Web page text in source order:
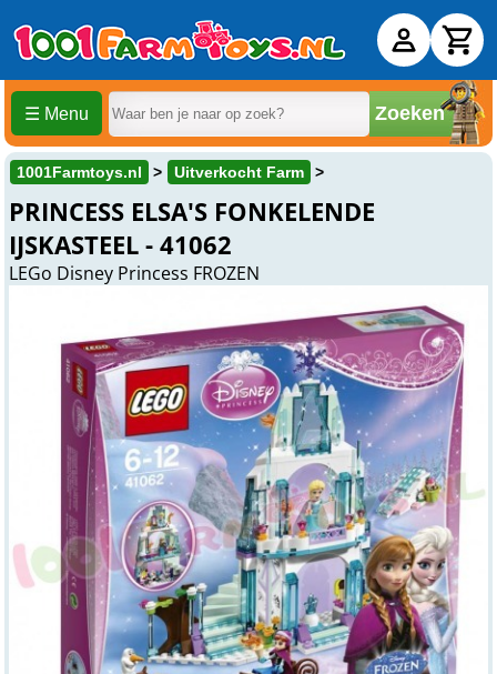
☰ Menu Zoeken
1001Farmtoys.nl Uitverkocht Farm
PRINCESS ELSA'S FONKELENDE
IJSKASTEEL - 41062
LEGo Disney Princess FROZEN